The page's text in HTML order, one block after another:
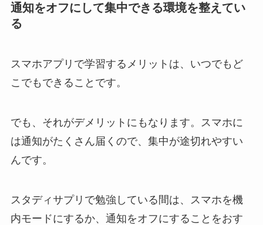
通知をオフにして集中できる環境を整えてい
る
スマホアプリで学習するメリットは、いつでもど
こでもできることです。
でも、それがデメリットにもなります。スマホに
は通知がたくさん届くので、集中が途切れやすい
んです。
スタディサプリで勉強している間は、スマホを機
内モードにするか、通知をオフにすることをおす